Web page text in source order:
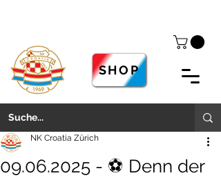
SHOP
09.06.2025 - ⚽️ Denn der
NK Croatia Zürich